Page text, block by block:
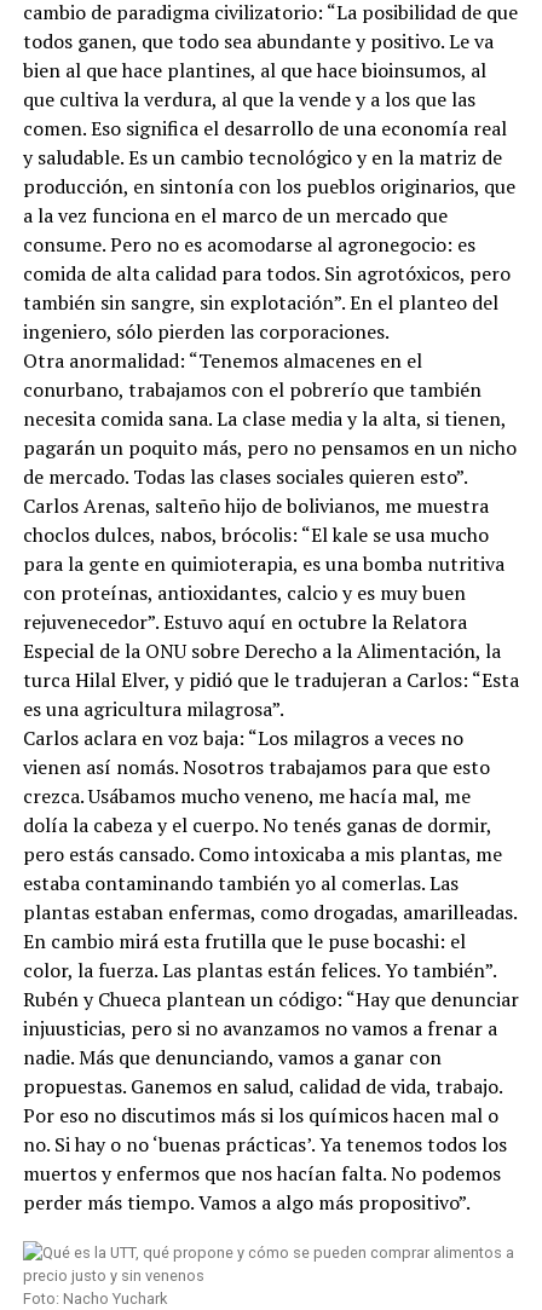
cambio de paradigma civilizatorio: “La posibilidad de que
todos ganen, que todo sea abundante y positivo. Le va
bien al que hace plantines, al que hace bioinsumos, al
que cultiva la verdura, al que la vende y a los que las
comen. Eso significa el desarrollo de una economía real
y saludable. Es un cambio tecnológico y en la matriz de
producción, en sintonía con los pueblos originarios, que
a la vez funciona en el marco de un mercado que
consume. Pero no es acomodarse al agronegocio: es
comida de alta calidad para todos. Sin agrotóxicos, pero
también sin sangre, sin explotación”. En el planteo del
ingeniero, sólo pierden las corporaciones.
Otra anormalidad: “Tenemos almacenes en el
conurbano, trabajamos con el pobrerío que también
necesita comida sana. La clase media y la alta, si tienen,
pagarán un poquito más, pero no pensamos en un nicho
de mercado. Todas las clases sociales quieren esto”.
Carlos Arenas, salteño hijo de bolivianos, me muestra
choclos dulces, nabos, brócolis: “El kale se usa mucho
para la gente en quimioterapia, es una bomba nutritiva
con proteínas, antioxidantes, calcio y es muy buen
rejuvenecedor”. Estuvo aquí en octubre la Relatora
Especial de la ONU sobre Derecho a la Alimentación, la
turca Hilal Elver, y pidió que le tradujeran a Carlos: “Esta
es una agricultura milagrosa”.
Carlos aclara en voz baja: “Los milagros a veces no
vienen así nomás. Nosotros trabajamos para que esto
crezca. Usábamos mucho veneno, me hacía mal, me
dolía la cabeza y el cuerpo. No tenés ganas de dormir,
pero estás cansado. Como intoxicaba a mis plantas, me
estaba contaminando también yo al comerlas. Las
plantas estaban enfermas, como drogadas, amarilleadas.
En cambio mirá esta frutilla que le puse bocashi: el
color, la fuerza. Las plantas están felices. Yo también”.
Rubén y Chueca plantean un código: “Hay que denunciar
injuusticias, pero si no avanzamos no vamos a frenar a
nadie. Más que denunciando, vamos a ganar con
propuestas. Ganemos en salud, calidad de vida, trabajo.
Por eso no discutimos más si los químicos hacen mal o
no. Si hay o no ‘buenas prácticas’. Ya tenemos todos los
muertos y enfermos que nos hacían falta. No podemos
perder más tiempo. Vamos a algo más propositivo”.
Foto: Nacho Yuchark